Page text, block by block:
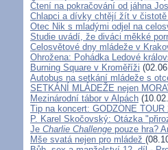
Čtení na pokračování od jáhna
Chlapci a dívky chtějí žít v
Otec Nik s mladými odjel na
Studie uvádí, že diváci měkké
Celosvětové dny mládeže v
Ohrožena: Pohádka Ledové
Burning Square v Kroměříži
Autobus na setkání mládeže s
SETKÁNÍ MLÁDEŽE nejen
Mezinárodní tábor v Alpách
Tip na koncert: GODZONE
P. Karel Skočovský: Otázka
Je Charlie Challenge pouze hra?
Mše svatá nejen pro mládež